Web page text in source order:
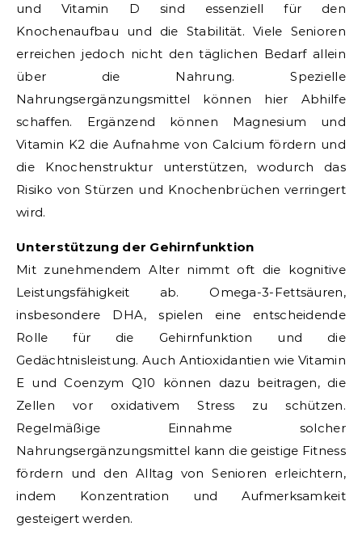
und Vitamin D sind essenziell für den
Knochenaufbau und die Stabilität. Viele Senioren
erreichen jedoch nicht den täglichen Bedarf allein
über die Nahrung. Spezielle
Nahrungsergänzungsmittel können hier Abhilfe
schaffen. Ergänzend können Magnesium und
Vitamin K2 die Aufnahme von Calcium fördern und
die Knochenstruktur unterstützen, wodurch das
Risiko von Stürzen und Knochenbrüchen verringert
wird.
Unterstützung der Gehirnfunktion
Mit zunehmendem Alter nimmt oft die kognitive
Leistungsfähigkeit ab. Omega-3-Fettsäuren,
insbesondere DHA, spielen eine entscheidende
Rolle für die Gehirnfunktion und die
Gedächtnisleistung. Auch Antioxidantien wie Vitamin
E und Coenzym Q10 können dazu beitragen, die
Zellen vor oxidativem Stress zu schützen.
Regelmäßige Einnahme solcher
Nahrungsergänzungsmittel kann die geistige Fitness
fördern und den Alltag von Senioren erleichtern,
indem Konzentration und Aufmerksamkeit
gesteigert werden.